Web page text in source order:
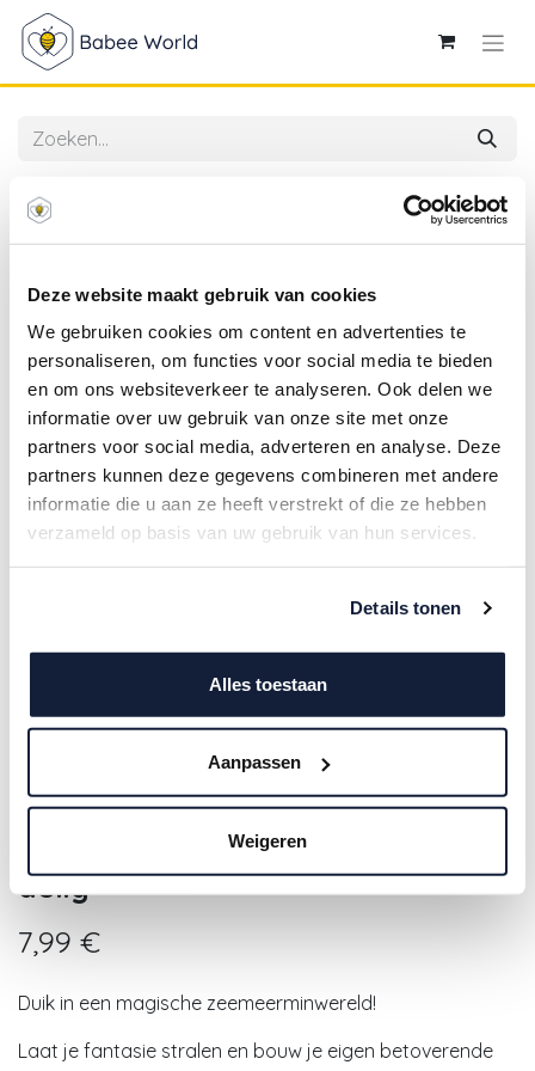
Deze website maakt gebruik van cookies
We gebruiken cookies om content en advertenties te
personaliseren, om functies voor social media te bieden
en om ons websiteverkeer te analyseren. Ook delen we
informatie over uw gebruik van onze site met onze
partners voor social media, adverteren en analyse. Deze
partners kunnen deze gegevens combineren met andere
informatie die u aan ze heeft verstrekt of die ze hebben
verzameld op basis van uw gebruik van hun services.
Details tonen
Alles toestaan
Aanpassen
Weigeren
Plus-Plus | Educatief Speelgoed Zeemeermin
Bouwstukjes 100-delig
Plus-Plus | Educatief Speelgoed
Zeemeermin Bouwstukjes 100-
delig
7,99 €
Duik in een magische zeemeerminwereld!
Laat je fantasie stralen en bouw je eigen betoverende